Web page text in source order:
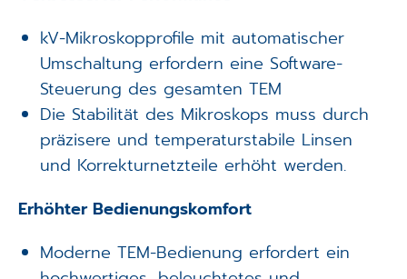
kV-Mikroskopprofile mit automatischer
Umschaltung erfordern eine Software-
Steuerung des gesamten TEM
Die Stabilität des Mikroskops muss durch
präzisere und temperaturstabile Linsen
und Korrekturnetzteile erhöht werden.
Erhöhter Bedienungskomfort
Moderne TEM-Bedienung erfordert ein